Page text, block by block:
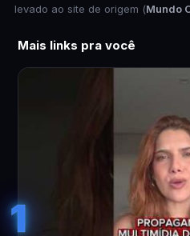
levado ao site de origem (Mundo
Mais links pra você
1